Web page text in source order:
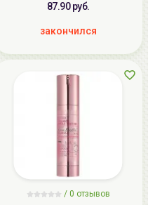
87.90 руб.
закончился
/ 0 отзывов